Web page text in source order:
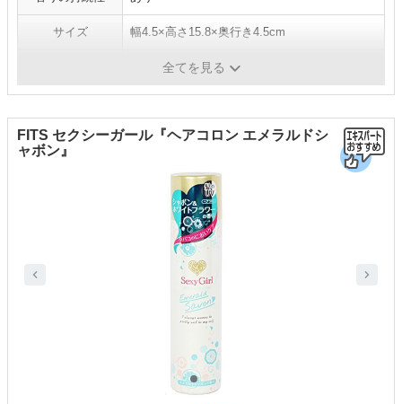
サイズ 幅4.5×高さ15.8×奥行き4.5cm
-／80g全てを見る
FITS セクシーガール『ヘアコロン エメラルドシ
ャボン』